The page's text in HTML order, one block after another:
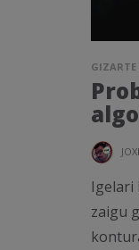
Igelari
zaigu